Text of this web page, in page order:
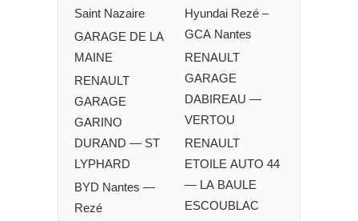
Saint Nazaire
GARAGE DE LA
MAINE
RENAULT
GARAGE
GARINO
DURAND — ST
LYPHARD
BYD Nantes —
Rezé
Hyundai Rezé –
GCA Nantes
RENAULT
GARAGE
DABIREAU —
VERTOU
RENAULT
ETOILE AUTO 44
— LA BAULE
ESCOUBLAC